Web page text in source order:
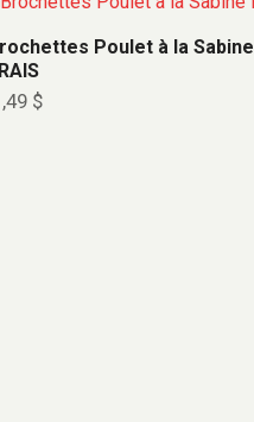
Poulet à la Sabine
$